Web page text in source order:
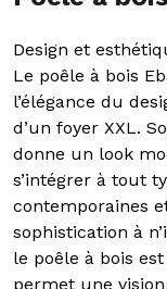
Design et
Le poêle à bois
l’élégance du
d’un foyer XXL.
donne un look
s’intégrer à tout
contemporaines
sophistication à
le poêle à bois
permet une